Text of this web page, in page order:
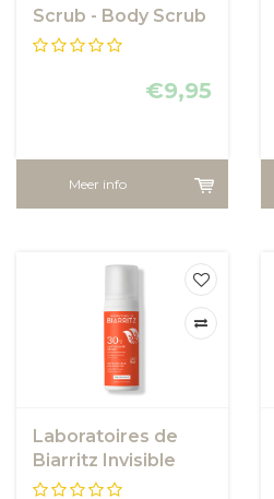
Scrub - Body Scrub
van LakShmi
€9,95
Meer info
Laboratoires de
Biarritz Invisible
Sun Milk SPF30